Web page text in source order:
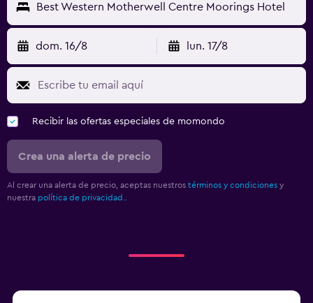
Best Western Motherwell Centre Moorings Hotel
dom. 16/8 lun. 17/8
Recibir las ofertas especiales de momondo
Crea una alerta de precio
Al crear una alerta de precio, aceptas nuestros términos y condiciones y
nuestra política de privacidad.